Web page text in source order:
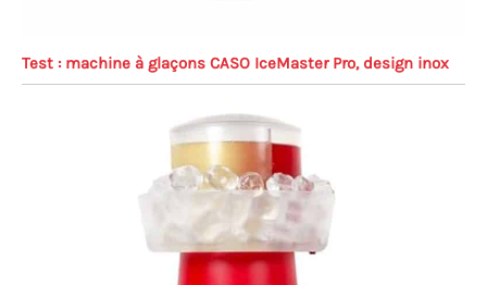
Test : machine à glaçons CASO IceMaster Pro, design inox